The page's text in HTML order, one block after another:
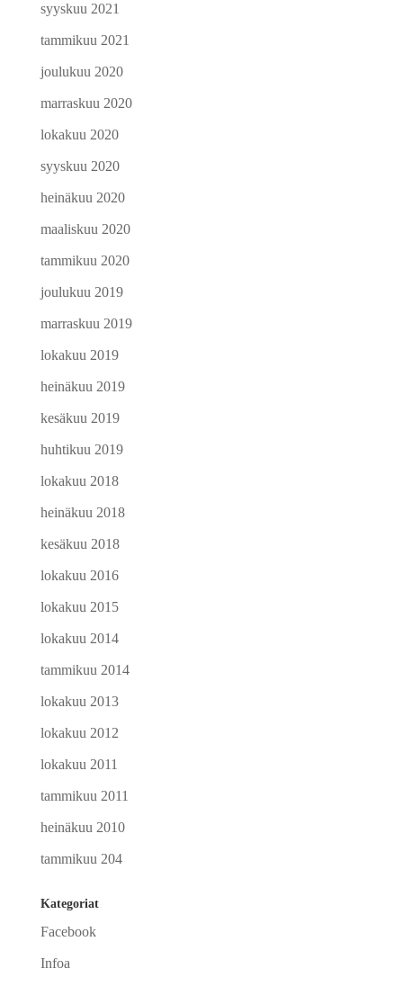
syyskuu 2021
tammikuu 2021
joulukuu 2020
marraskuu 2020
lokakuu 2020
syyskuu 2020
heinäkuu 2020
maaliskuu 2020
tammikuu 2020
joulukuu 2019
marraskuu 2019
lokakuu 2019
heinäkuu 2019
kesäkuu 2019
huhtikuu 2019
lokakuu 2018
heinäkuu 2018
kesäkuu 2018
lokakuu 2016
lokakuu 2015
lokakuu 2014
tammikuu 2014
lokakuu 2013
lokakuu 2012
lokakuu 2011
tammikuu 2011
heinäkuu 2010
tammikuu 204
Kategoriat
Facebook
Infoa